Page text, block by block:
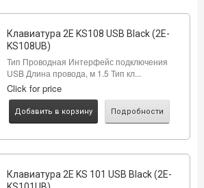
Клавиатура 2E KS108 USB Black (2E-
KS108UB)
Тип Проводная Интерфейс подключения
USB Длина провода, м 1.5 Тип кл...
Click for price
Добавить в корзину Подробности
Клавиатура 2E KS 101 USB Black (2E-